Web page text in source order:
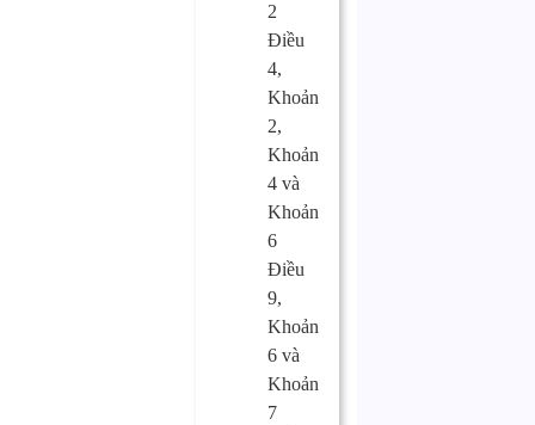
2
Điều
4,
Khoản
2,
Khoản
4 và
Khoản
6
Điều
9,
Khoản
6 và
Khoản
7